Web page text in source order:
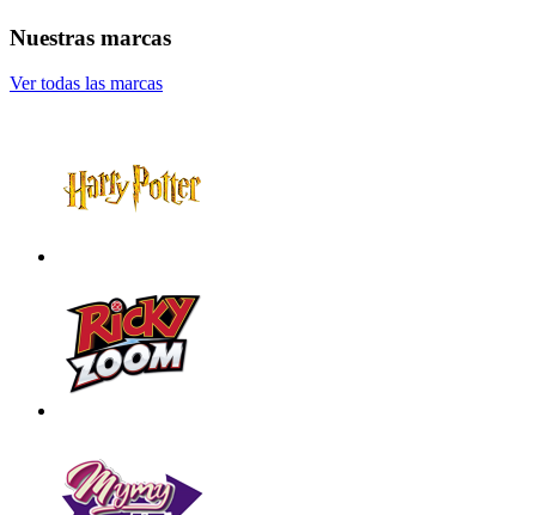
Nuestras marcas
Ver todas las marcas